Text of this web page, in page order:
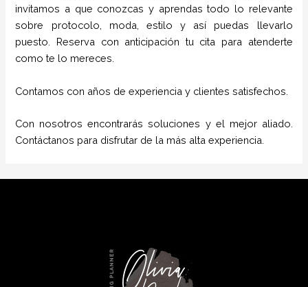
invitamos a que conozcas y aprendas todo lo relevante
sobre protocolo, moda, estilo y así puedas llevarlo
puesto. Reserva con anticipación tu cita para atenderte
como te lo mereces.
Contamos con años de experiencia y clientes satisfechos.
Con nosotros encontrarás soluciones y el mejor aliado.
Contáctanos para disfrutar de la más alta experiencia.